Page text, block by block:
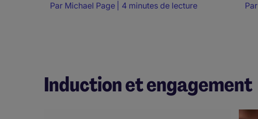
Par Michael Page 4 minutes de lecture
Par
Induction et engagement